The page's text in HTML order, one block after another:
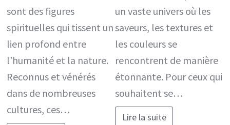
sont des figures
spirituelles qui tissent un
lien profond entre
l’humanité et la nature.
Reconnus et vénérés
dans de nombreuses
cultures, ces…
un vaste univers où les
saveurs, les textures et
les couleurs se
rencontrent de manière
étonnante. Pour ceux qui
souhaitent se…
Lire la suite